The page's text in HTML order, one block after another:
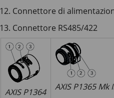
Connettore di
Connettore RS485/422
AXIS P1364 AXIS P1365 Mk